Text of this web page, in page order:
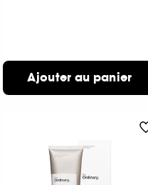
Ajouter au panier